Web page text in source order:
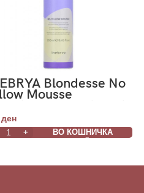
Blondesse No
Mousse
ден
ВО КОШНИЧКА